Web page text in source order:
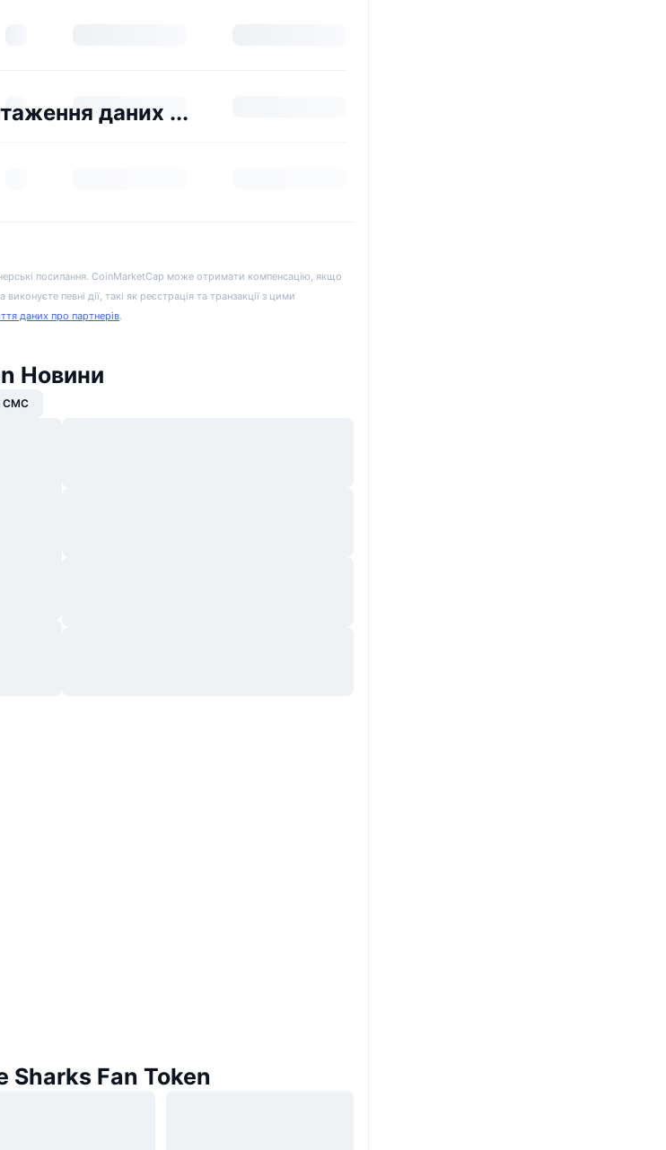
даних ...
посилання. CoinMarketCap може отримати компенсацію, якщо
певні дії, такі як реєстрація та транзакції з цими
даних про партнерів.
Новини
CMC
Sharks Fan Token